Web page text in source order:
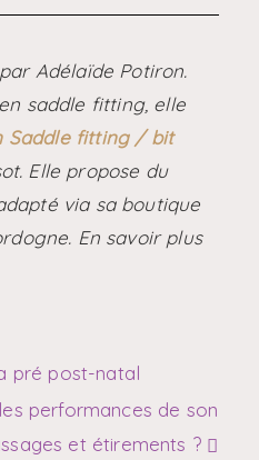
Adélaïde Potiron.
saddle fitting, elle
Saddle fitting / bit
Elle propose du
via sa boutique
En savoir plus
pré post-natal
performances de son
et étirements ?